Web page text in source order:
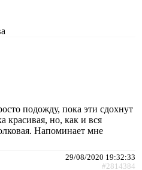
подожду, пока эти сдохнут
красивая, но, как и вся
Напоминает мне
29/08/2020 19:32:33
#2814384